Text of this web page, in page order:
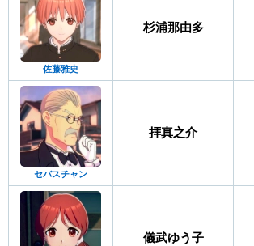
佐藤雅史
杉浦那由多
セバスチャン
拝真之介
儀武ゆう子